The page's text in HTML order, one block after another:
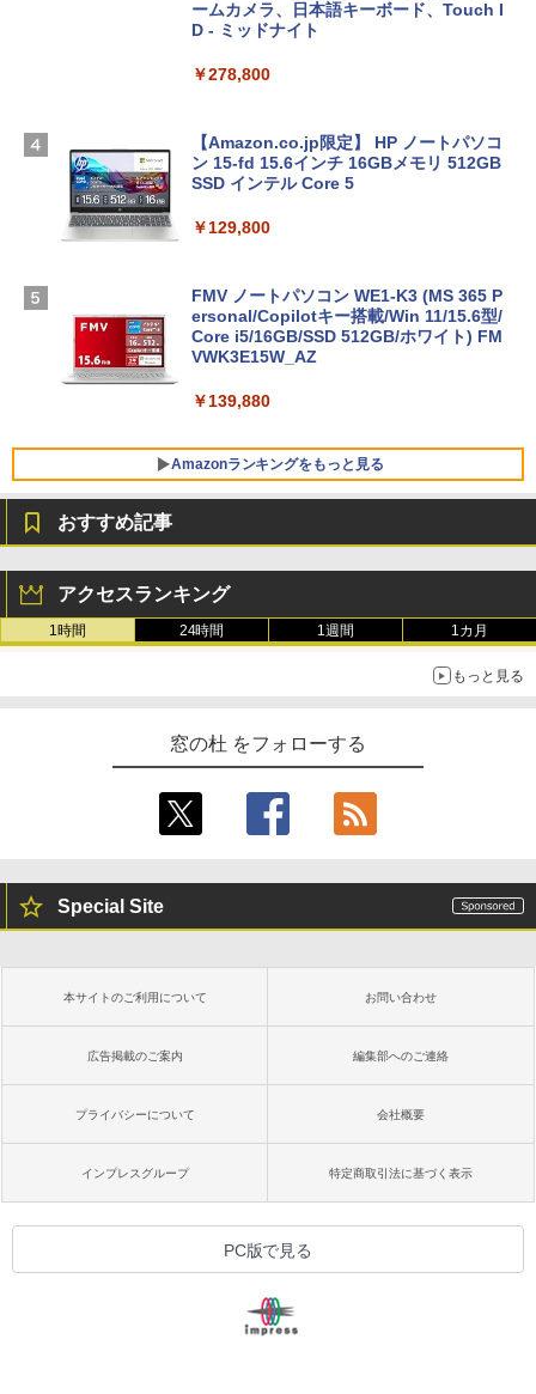
ームカメラ、日本語キーボード、Touch I
D - ミッドナイト
￥278,800
【Amazon.co.jp限定】 HP ノートパソコ
ン 15-fd 15.6インチ 16GBメモリ 512GB
SSD インテル Core 5
￥129,800
FMV ノートパソコン WE1-K3 (MS 365 P
ersonal/Copilotキー搭載/Win 11/15.6型/
Core i5/16GB/SSD 512GB/ホワイト) FM
VWK3E15W_AZ
￥139,880
Amazonランキングをもっと見る
定バーチャルアイテムを含む】 【オンラ
インゲームコード】 ロブロックス | オン
ラインコード版
Robloxギフトカード - 1000 Robux 【限
定バーチャルアイテムを含む】 【オンラ
ラインコード版
￥1,600
Robloxギフトカード - 2,000 Robux 【限
定バーチャルアイテムを含む】 【オンラ
ラインコード版
Microsoft Office Home & Business 202
4(最新 永続版)|オンラインコード版|Wind
ows11、10/mac対応|PC2台
ト): Java & Bedrock Edition | オンライ
ンコード版
￥3,600
￥1,766
bデザイン入門講座［第2版］
非エンジニア 初心者 素人 でも安心 使い
方 マニュアル AI副業にもコンテンツ作成
にもKindle出版にも！ 非エンジニアのた
￥99
AIイラスト表現辞典: 思い通りの絵を引き
￥480
ードウェア・市販ソフトウェアのパーフ
ェクトリストと最新エミュレータ紹介
ない、大きな画面で読みやすい、6週間持
続バッテリー、6インチディスプレイ電子
書籍リーダー、マッチャ、16GB、広告な
し
Kindle Paperwhite シグニチャーエディ
るさ自動調整、色調調節ライト、12週間
持続バッテリー、広告なし、メタリック
ブラック
￥27,980
ンチディスプレイ、色調調節ライト、12
週間持続バッテリー、広告なし、ブラッ
Amazon Kindle Colorsoft | 16GBストレ
ージ、防水、7インチカラーディスプレ
イ、色調調節ライト、最大8週間持続バッ
テリー、広告無し、ブラック (2025年発
売)
￥31,980
New Amazon Kindle Scribe Colorsoft |
11インチカラーディスプレイ、64GBスト
おすすめ記事
アクセスランキング
1時間 24時間 1週間 1カ月
もっと見る
窓の杜 をフォローする
Special Site
本サイトのご利用について お問い合わせ
広告掲載のご案内 編集部へのご連絡
プライバシーについて 会社概要
インプレスグループ 特定商取引法に基づく表示
PC版で見る